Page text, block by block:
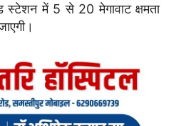
स्टेशन में 5 से 20 मेगावाट क्षमता